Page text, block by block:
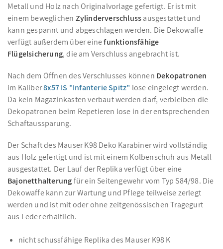
Metall und Holz nach Originalvorlage gefertigt. Er ist mit
einem beweglichen Zylinderverschlussausgestattet und
kann gespannt und abgeschlagen werden. Die Dekowaffe
verfügt außerdem über einefunktionsfähige
Flügelsicherung, die am Verschluss angebracht ist.
Nach dem Öffnen des Verschlusses können Dekopatronen
im Kaliber8x57 IS "Infanterie Spitz" lose eingelegt werden.
Da kein Magazinkasten verbaut werden darf, verbleiben die
Dekopatronen beim Repetieren lose in der entsprechenden
Schaftaussparung.
Der Schaft des Mauser K98 Deko Karabiner wird vollständig
aus Holz gefertigt und ist mit einem Kolbenschuh aus Metall
ausgestattet. Der Lauf der Replika verfügt über eine
Bajonetthalterungfür ein Seitengewehr vom Typ S84/98. Die
Dekowaffe kann zur Wartung und Pflege teilweise zerlegt
werden und ist mit oder ohne zeitgenössischen Tragegurt
aus Leder erhältlich.
nicht schussfähige Replika des Mauser K98 K